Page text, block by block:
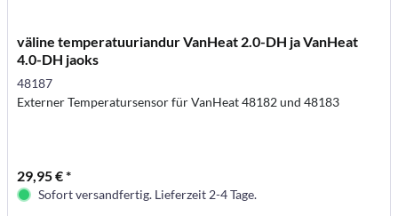
väline temperatuuriandur VanHeat 2.0-DH ja VanHeat
4.0-DH jaoks
48187
Externer Temperatursensor für VanHeat 48182 und 48183
29,95 € *
Sofort versandfertig. Lieferzeit 2-4 Tage.